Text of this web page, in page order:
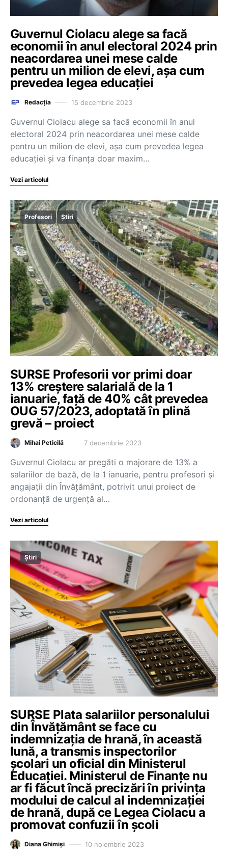
Guvernul Ciolacu alege sa facă
economii în anul electoral 2024 prin
neacordarea unei mese calde
pentru un milion de elevi, așa cum
prevedea legea educației
Redacția 15 decembrie 2023
Guvernul Ciolacu alege sa facă economii în anul
electoral 2024 prin neacordarea unei mese calde
pentru un milion de elevi, așa cum prevedea legea
educației și va finanța doar maxim…
Vezi articolul
Profesori Știri
SURSE Profesorii vor primi doar
13% creștere salarială de la 1
ianuarie, față de 40% cât prevedea
OUG 57/2023, adoptată în plină
grevă – proiect
Mihai Peticilă 7 decembrie 2023
Guvernul Ciolacu ar pregăti o majorare de 13% a
salariilor de bază, de la 1 ianuarie, pentru profesori și
angajații din Învățământ, potrivit unui proiect de
ordonanță de urgență al…
Vezi articolul
Știri
SURSE Plata salariilor personalului
din Învățământ se face cu
indemnizația de hrană, în această
lună, a transmis inspectorilor
școlari un oficial din Ministerul
Educației. Ministerul de Finanțe nu
ar fi făcut încă precizări în privința
modului de calcul al indemnizației
de hrană, după ce Legea Ciolacu a
promovat confuzii în școli
Diana Ghimiși 10 noiembrie 2023